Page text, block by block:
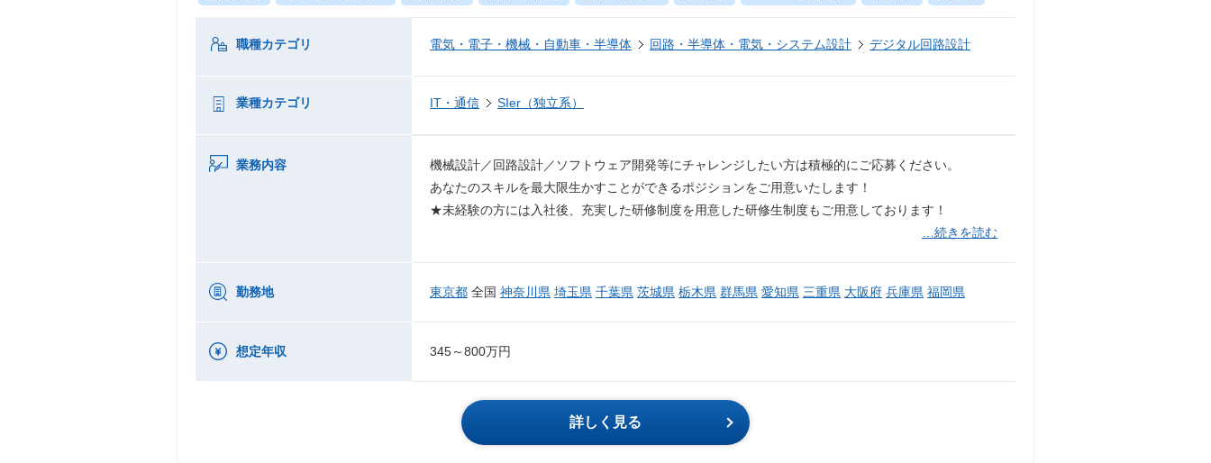
職種カテゴリ 電気・電子・機械・自動車・半導体 回路・半導体・電気・システム設計 デジタル回路設計
業種カテゴリ IT・通信 SIer（独立系）
業務内容
機械設計／回路設計／ソフトウェア開発等にチャレンジしたい方は積極的にご応募ください。
あなたのスキルを最大限生かすことができるポジションをご用意いたします！
★未経験の方には入社後、充実した研修制度を用意した研修生制度もご用意しております！
…続きを読む
勤務地 東京都 全国 神奈川県 埼玉県 千葉県 茨城県 栃木県 群馬県 愛知県 三重県 大阪府 兵庫県 福岡県
想定年収 345～800万円
詳しく見る